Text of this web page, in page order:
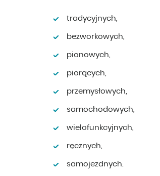
tradycyjnych,
bezworkowych,
pionowych,
piorących,
przemysłowych,
samochodowych,
wielofunkcyjnych,
ręcznych,
samojezdnych.